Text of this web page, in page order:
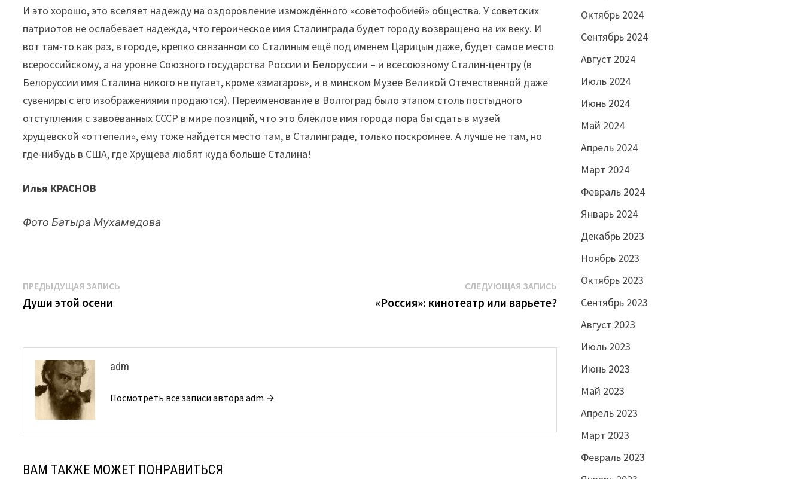
И это хорошо, это вселяет надежду на оздоровление измождённого «советофобией» общества. У советских
патриотов не ослабевает надежда, что героическое имя Сталинграда будет городу возвращено на их веку. И
вот там-то как раз, в городе, крепко связанном со Сталиным ещё под именем Царицын даже, будет самое место
всероссийскому, а на уровне Союзного государства России и Белоруссии – и всесоюзному Сталин-центру (в
Белоруссии имя Сталина никого не пугает, кроме «змагаров», и в минском Музее Великой Отечественной даже
сувениры с его изображениями продаются). Переименование в Волгоград было этапом столь постыдного
отступления с завоёванных СССР в мире позиций, что это блёклое имя города пора бы сдать в музей
хрущёвской «оттепели», ему тоже найдётся место там, в Сталинграде, только поскромнее. А лучше не там, но
где-нибудь в США, где Хрущёва любят куда больше Сталина!
Илья КРАСНОВ
Фото Батыра Мухамедова
Навигация
по
ПРЕДЫДУЩАЯ ЗАПИСЬ
Души этой осени
СЛЕДУЮЩАЯ ЗАПИСЬСледующая
запись:
«Россия»: кинотеатр или варьете?
adm
Посмотреть все записи автора adm →
ВАМ ТАКЖЕ МОЖЕТ ПОНРАВИТЬСЯ
Октябрь 2024
Сентябрь 2024
Август 2024
Июль 2024
Июнь 2024
Май 2024
Апрель 2024
Март 2024
Февраль 2024
Январь 2024
Декабрь 2023
Ноябрь 2023
Октябрь 2023
Сентябрь 2023
Август 2023
Июль 2023
Июнь 2023
Май 2023
Апрель 2023
Март 2023
Февраль 2023